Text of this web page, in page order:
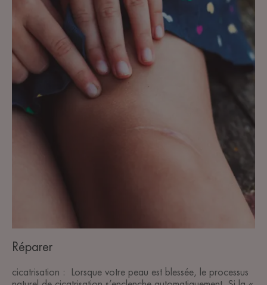
Réparer
Réparer
cicatrisation : Lorsque votre peau est blessée, le processus